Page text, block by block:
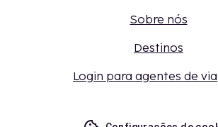
Sobre nós
Destinos
Login para agentes de